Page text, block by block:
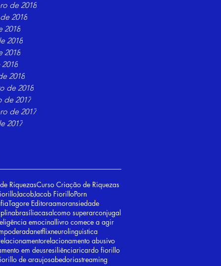
de 2018
2018
2018
2018
2018
2018
de 2018
de 2017
de 2017
2017
RiquezasCurso Criação de Riquezas
JacobJacob FiorilloPorn
Tagore Editoraamoransiedade
brasíliacasalcomo superarconjugal
emocinallivro comece a agir
netflixneurolinguistica
relacionamento abusivo
em deusresiliênciaricardo fiorillo
de araujosabedoriastreaming